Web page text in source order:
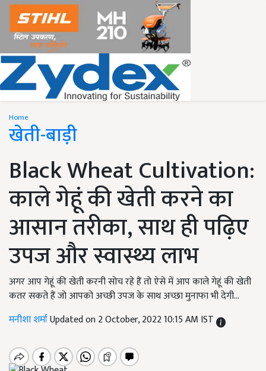
Home
खेती-बाड़ी
Black Wheat Cultivation:
काले गेहूं की खेती करने का
आसान तरीका, साथ ही पढ़िए
उपज और स्वास्थ्य लाभ
अगर आप गेहूं की खेती करनी सोच रहे हैं तो ऐसे में आप काले गेहूं की खेती
कतर सकते हैं जो आपको अच्छी उपज के साथ अच्छा मुनाफा भी देगी...
मनीशा शर्माUpdated on 2 October, 2022 10:15 AM IST